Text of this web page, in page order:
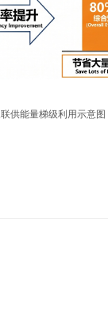
供能量梯级利用示意图